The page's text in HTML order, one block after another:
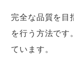
完全な品質を目
を行う方法です
ています。